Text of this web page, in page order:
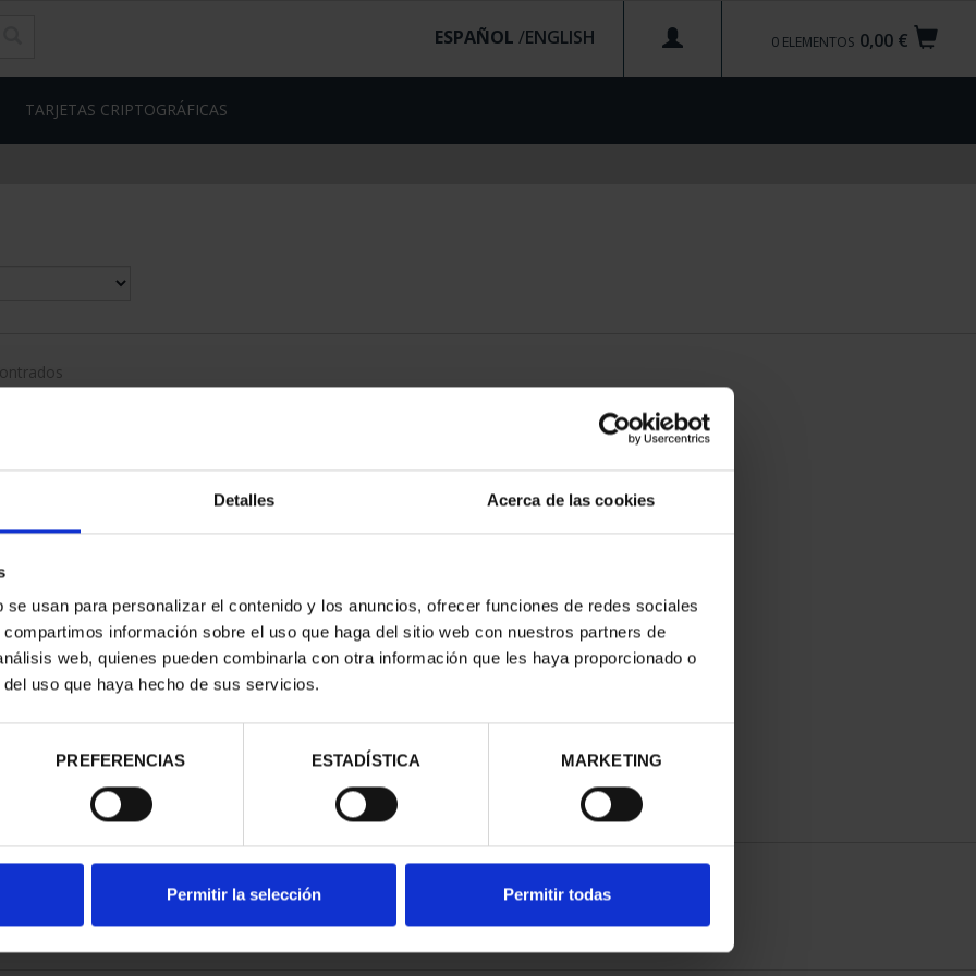
Detalles Acerca de las cookies
usan para personalizar el contenido y los anuncios, ofrecer funciones de redes sociales
información sobre el uso que haga del sitio web con nuestros partners de
web, quienes pueden combinarla con otra información que les haya proporcionado o
uso que haya hecho de sus servicios.
PREFERENCIAS ESTADÍSTICA MARKETING
Permitir la selección Permitir todas
0,00 €
0 ELEMENTOS
ESPAÑOL /
TARJETAS CRIPTOGRÁFICAS
-